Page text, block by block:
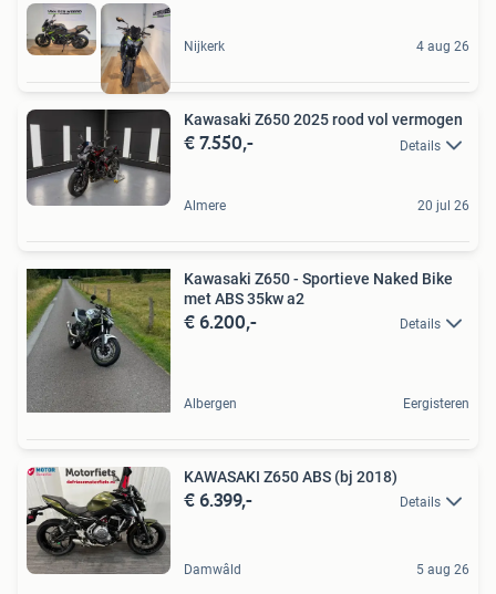
Nijkerk 4 aug 26
Kawasaki Z650 2025 rood vol vermogen
€ 7.550,- Details
Almere 20 jul 26
Kawasaki Z650 - Sportieve Naked Bike
met ABS 35kw a2
€ 6.200,- Details
Albergen Eergisteren
KAWASAKI Z650 ABS (bj 2018)
€ 6.399,- Details
Damwâld 5 aug 26